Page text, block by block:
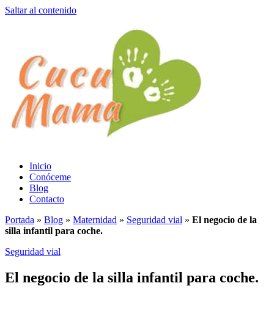
Saltar al contenido
Inicio
Conóceme
Blog
Contacto
Portada » Blog » Maternidad » Seguridad vial » El negocio de la
silla infantil para coche.
Seguridad vial
El negocio de la silla infantil para coche.